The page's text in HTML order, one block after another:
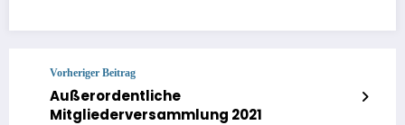
Vorheriger Beitrag
Außerordentliche
Mitgliederversammlung 2021